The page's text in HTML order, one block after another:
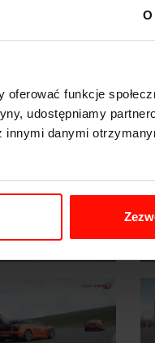
funkcje
udostępniamy
danymi